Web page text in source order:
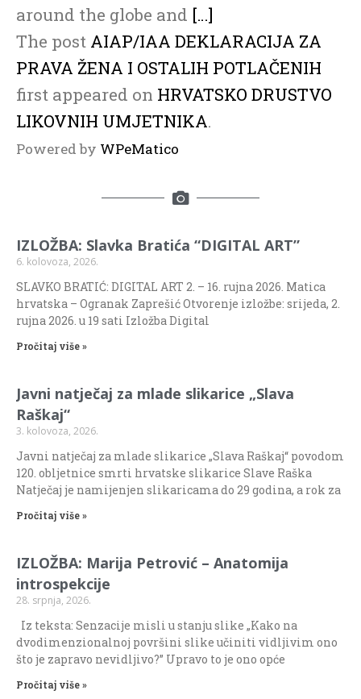
around the globe and […]
The post AIAP/IAA DEKLARACIJA ZA
PRAVA ŽENA I OSTALIH POTLAČENIH
first appeared on HRVATSKO DRUSTVO
LIKOVNIH UMJETNIKA.
Powered by WPeMatico
IZLOŽBA: Slavka Bratića “DIGITAL ART”
6. kolovoza, 2026.
SLAVKO BRATIĆ: DIGITAL ART 2. – 16. rujna 2026. Matica
hrvatska – Ogranak Zaprešić Otvorenje izložbe: srijeda, 2.
rujna 2026. u 19 sati Izložba Digital
Pročitaj više »
Javni natječaj za mlade slikarice „Slava
Raškaj“
3. kolovoza, 2026.
Javni natječaj za mlade slikarice „Slava Raškaj“ povodom
120. obljetnice smrti hrvatske slikarice Slave Raška
Natječaj je namijenjen slikaricama do 29 godina, a rok za
Pročitaj više »
IZLOŽBA: Marija Petrović – Anatomija
introspekcije
28. srpnja, 2026.
Iz teksta: Senzacije misli u stanju slike „Kako na
dvodimenzionalnoj površini slike učiniti vidljivim ono
što je zapravo nevidljivo?” Upravo to je ono opće
Pročitaj više »